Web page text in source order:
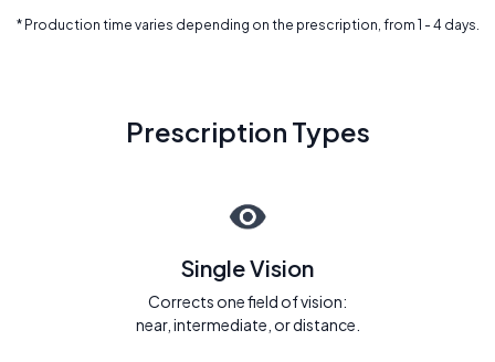
* Production time varies depending on the prescription, from 1 - 4 days.
Prescription Types
Single Vision
Corrects one field of vision:
near, intermediate, or distance.